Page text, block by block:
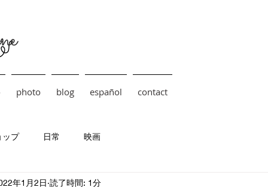
photo blog español contact
ップ 日常 映画
年1月2日 読了時間: 1分